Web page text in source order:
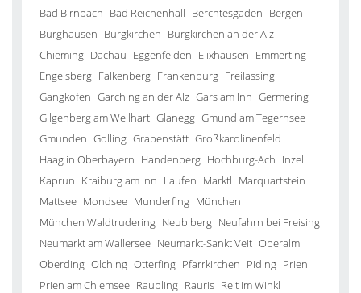
Bad Birnbach Bad Reichenhall Berchtesgaden Bergen
Burghausen Burgkirchen Burgkirchen an der Alz
Chieming Dachau Eggenfelden Elixhausen Emmerting
Engelsberg Falkenberg Frankenburg Freilassing
Gangkofen Garching an der Alz Gars am Inn Germering
Gilgenberg am Weilhart Glanegg Gmund am Tegernsee
Gmunden Golling Grabenstätt Großkarolinenfeld
Haag in Oberbayern Handenberg Hochburg-Ach Inzell
Kaprun Kraiburg am Inn Laufen Marktl Marquartstein
Mattsee Mondsee Munderfing München
München Waldtrudering Neubiberg Neufahrn bei Freising
Neumarkt am Wallersee Neumarkt-Sankt Veit Oberalm
Oberding Olching Otterfing Pfarrkirchen Piding Prien
Prien am Chiemsee Raubling Rauris Reit im Winkl